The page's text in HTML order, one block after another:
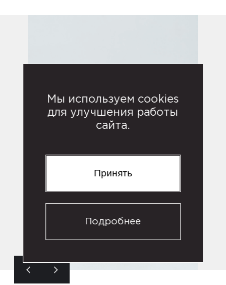
Мы используем cookies
для улучшения работы
сайта.
Принять
Подробнее